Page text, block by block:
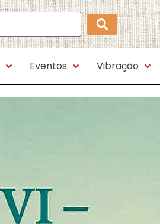
Eventos Vibração